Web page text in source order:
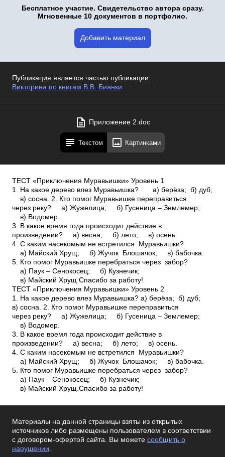
Бесплатное участие. Свидетельство автора сразу.
Мгновенные 10 документов в портфолио.
Добавить материал
Публикация является частью публикации:
Викторина по книгам В.В. Бианки
Приложение 2.doc
Текстом Картинками
ТЕСТ «Приключения Муравьишки» Уровень 1
1. На какое дерево влез Муравьишка? а) берёза; б) дуб;
в) сосна. 2. Кто помог Муравьишке переправиться
через реку? а) Жужелица; б) Гусеница – Землемер;
в) Водомер.
3. В какое время года происходит действие в
произведении? а) весна; б) лето; в) осень.
4. С каким насекомым не встретился Муравьишки?
а) Майский Хрущ; б) Жучок ­ Блошачок; в) бабочка.
5. Кто помог Муравьишке перебраться через забор?
а) Паук – Сенокосец; б) Кузнечик;
в) Майский Хрущ.Спасибо за работу!
ТЕСТ «Приключения Муравьишки» Уровень 2
1. На какое дерево влез Муравьишка? а) берёза; б) дуб;
в) сосна. 2. Кто помог Муравьишке переправиться
через реку? а) Жужелица; б) Гусеница – Землемер;
в) Водомер.
3. В какое время года происходит действие в
произведении? а) весна; б) лето; в) осень.
4. С каким насекомым не встретился Муравьишки?
а) Майский Хрущ; б) Жучок ­ Блошачок; в) бабочка.
5. Кто помог Муравьишке перебраться через забор?
а) Паук – Сенокосец; б) Кузнечик;
в) Майский Хрущ.Спасибо за работу!
Материалы на данной страницы взяты из открытых
источников либо размещены пользователем в соответствии
с договором-офертой сайта. Вы можете сообщить о
нарушении.